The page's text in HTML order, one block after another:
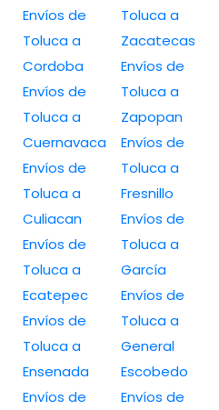
Envíos de
Toluca a
Cordoba
Envíos de
Toluca a
Cuernavaca
Envíos de
Toluca a
Culiacan
Envíos de
Toluca a
Ecatepec
Envíos de
Toluca a
Ensenada
Envíos de
Toluca a
Zacatecas
Envíos de
Toluca a
Zapopan
Envíos de
Toluca a
Fresnillo
Envíos de
Toluca a
García
Envíos de
Toluca a
General
Escobedo
Envíos de